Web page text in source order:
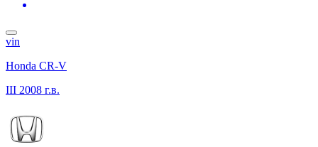
vin
Honda CR-V
III 2008 г.в.